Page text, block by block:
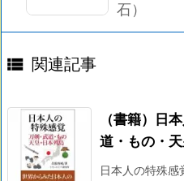
石）
 関連記事
（書籍）日
道・もの・
日本人の特殊感